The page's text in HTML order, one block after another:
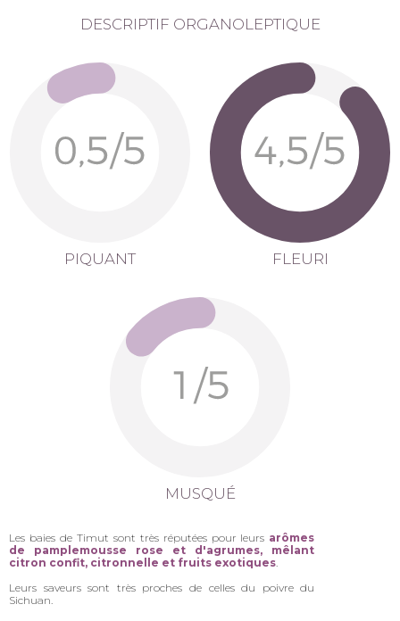
DESCRIPTIF ORGANOLEPTIQUE
PIQUANT FLEURI
MUSQUÉ
Les baies de Timut sont très réputées pour leurs arômes
de pamplemousse rose et d'agrumes,
mêlant
citron confit, citronnelle et fruits exotiques
Leurs saveurs sont très proches de celles du poivre du
Sichuan.